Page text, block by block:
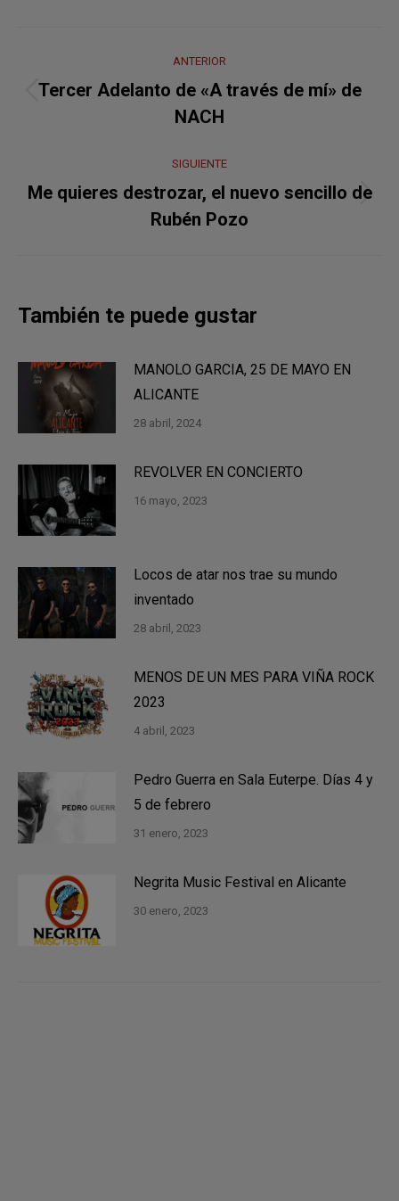
entre
publicaciones
ANTERIOR
Publicación
anterior:
Tercer Adelanto de «A través de mí» de
NACH
SIGUIENTE
Publicación
siguiente:
Me quieres destrozar, el nuevo sencillo de
Rubén Pozo
También te puede gustar
MANOLO GARCIA, 25 DE MAYO EN
ALICANTE
28 abril, 2024
REVOLVER EN CONCIERTO
16 mayo, 2023
Locos de atar nos trae su mundo
inventado
28 abril, 2023
MENOS DE UN MES PARA VIÑA ROCK
2023
4 abril, 2023
Pedro Guerra en Sala Euterpe. Días 4 y
5 de febrero
31 enero, 2023
Negrita Music Festival en Alicante
30 enero, 2023